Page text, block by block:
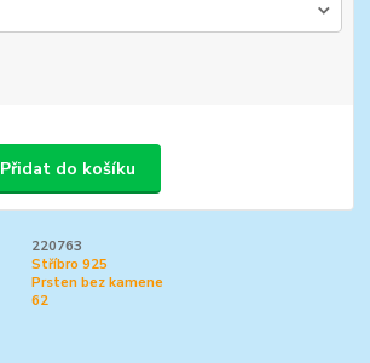
Přidat do košíku
220763
Stříbro 925
Prsten bez kamene
62